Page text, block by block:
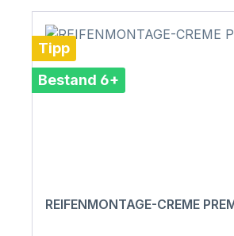
Tipp
Bestand 6+
REIFENMONTAGE-CREME